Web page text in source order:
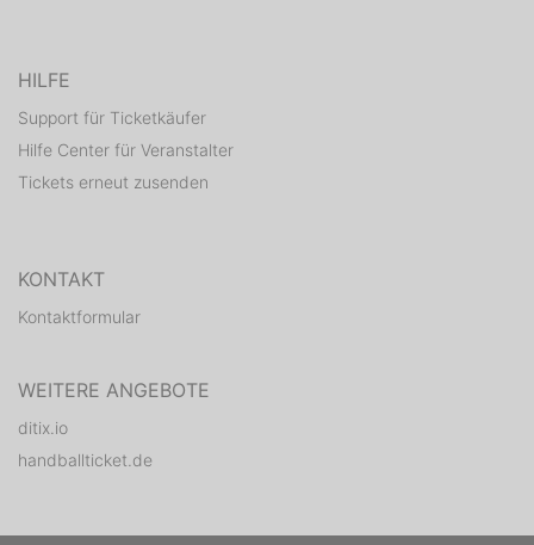
HILFE
Support für Ticketkäufer
Hilfe Center für Veranstalter
Tickets erneut zusenden
KONTAKT
Kontaktformular
WEITERE ANGEBOTE
ditix.io
handballticket.de